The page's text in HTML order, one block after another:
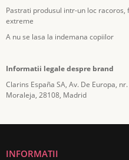
Pastrati produsul intr-un loc
extreme
A nu se lasa la indemana copiilor
Informatii legale despre brand
Clarins España SA, Av. De Europa,
Moraleja, 28108, Madrid
INFORMATII